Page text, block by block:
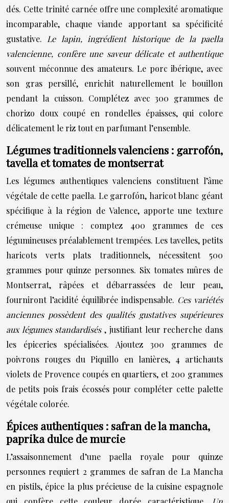
dés. Cette trinité carnée offre une complexité aromatique
incomparable, chaque viande apportant sa spécificité
gustative. Le lapin, ingrédient historique de la paella
valencienne, confère une saveur délicate et authentique
souvent méconnue des amateurs. Le porc ibérique, avec
son gras persillé, enrichit naturellement le bouillon
pendant la cuisson. Complétez avec 300 grammes de
chorizo doux coupé en rondelles épaisses, qui colore
délicatement le riz tout en parfumant l’ensemble.
Légumes traditionnels valenciens : garrofón,
tavella et tomates de montserrat
Les légumes authentiques valenciens constituent l’âme
végétale de cette paella. Le garrofón, haricot blanc géant
spécifique à la région de Valence, apporte une texture
crémeuse unique : comptez 400 grammes de ces
légumineuses préalablement trempées. Les tavelles, petits
haricots verts plats traditionnels, nécessitent 500
grammes pour quinze personnes. Six tomates mûres de
Montserrat, râpées et débarrassées de leur peau,
fourniront l’acidité équilibrée indispensable. Ces variétés
anciennes possèdent des qualités gustatives supérieures
aux légumes standardisés, justifiant leur recherche dans
les épiceries spécialisées. Ajoutez 300 grammes de
poivrons rouges du Piquillo en lanières, 4 artichauts
violets de Provence coupés en quartiers, et 200 grammes
de petits pois frais écossés pour compléter cette palette
végétale colorée.
Épices authentiques : safran de la mancha,
paprika dulce de murcie
L’assaisonnement d’une paella royale pour quinze
personnes requiert 2 grammes de safran de La Mancha
en pistils, épice la plus précieuse de la cuisine espagnole